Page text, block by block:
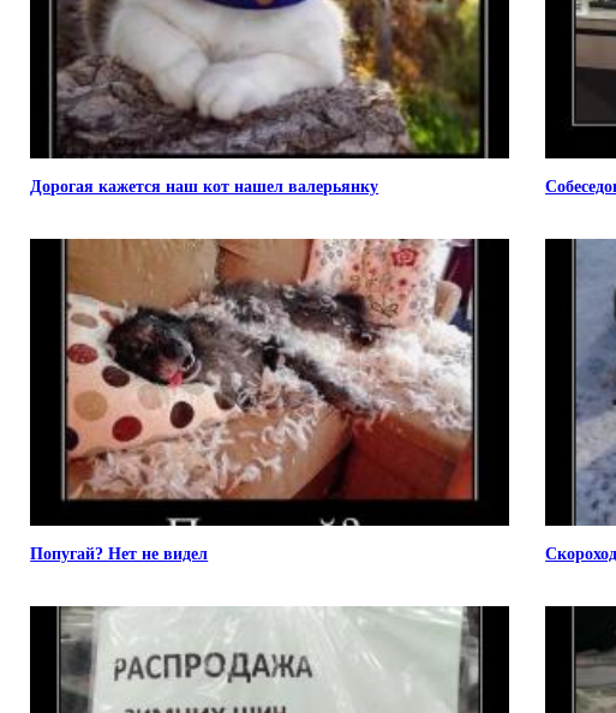
Дорогая кажется наш кот нашел валерьянку
Попугай? Нет не видел